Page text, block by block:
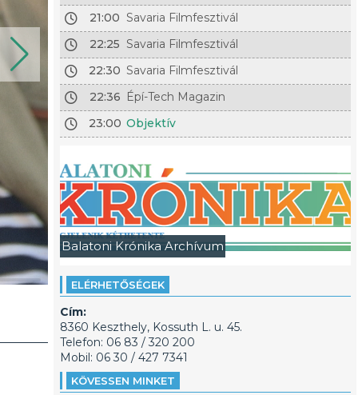
21:00 Savaria Filmfesztivál
22:25 Savaria Filmfesztivál
22:30 Savaria Filmfesztivál
22:36 Épí-Tech Magazin
23:00 Objektív
Balatoni Krónika Archívum
ELÉRHETŐSÉGEK
Cím:
8360 Keszthely, Kossuth L. u. 45.
Telefon: 06 83 / 320 200
Mobil: 06 30 / 427 7341
KÖVESSEN MINKET